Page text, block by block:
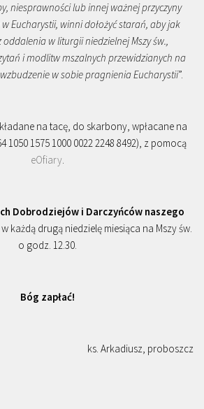
niesprawności lub innej ważnej przyczyny
Eucharystii, winni dołożyć starań, aby jak
oddalenia w liturgii niedzielnej Mszy św.,
i modlitw mszalnych przewidzianych na
w sobie pragnienia Eucharystii”.
na tacę, do skarbony, wpłacane na
1575 1000 0022 2248 8492), z pomocą
eOfiary.
Dobrodziejów i Darczyńców naszego
w każdą drugą niedzielę miesiąca na Mszy św.
o godz. 12.30.
Bóg zapłać!
ks. Arkadiusz, proboszcz